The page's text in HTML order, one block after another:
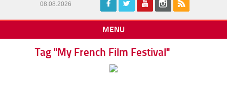
08.08.2026
MENU
Tag "My French Film Festival"